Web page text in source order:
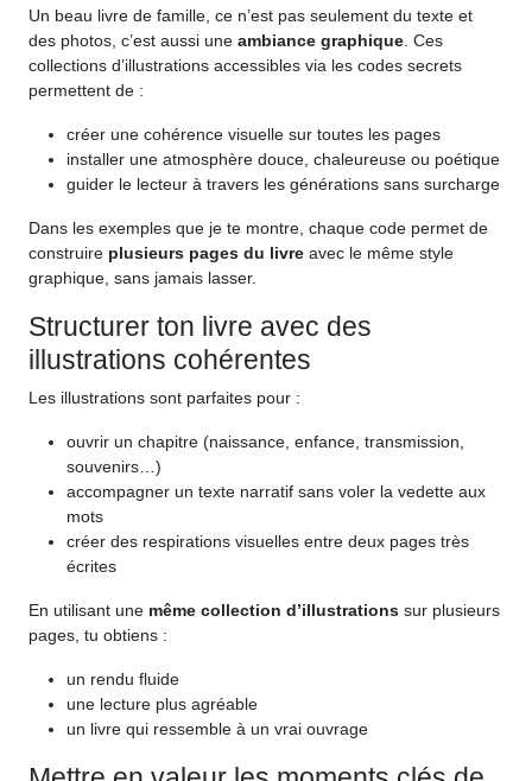
Un beau livre de famille, ce n’est pas seulement du texte et
des photos, c’est aussi une ambiance graphique . Ces
collections d’illustrations accessibles via les codes secrets
permettent de :
créer une cohérence visuelle sur toutes les pages
installer une atmosphère douce, chaleureuse ou poétique
guider le lecteur à travers les générations sans surcharge
Dans les exemples que je te montre, chaque code permet de
construire plusieurs pages du livre avec le même style
graphique, sans jamais lasser.
Structurer ton livre avec des
illustrations cohérentes
Les illustrations sont parfaites pour :
ouvrir un chapitre (naissance, enfance, transmission,
souvenirs…)
accompagner un texte narratif sans voler la vedette aux
mots
créer des respirations visuelles entre deux pages très
écrites
En utilisant une même collection d’illustrations sur plusieurs
pages, tu obtiens :
un rendu fluide
une lecture plus agréable
un livre qui ressemble à un vrai ouvrage